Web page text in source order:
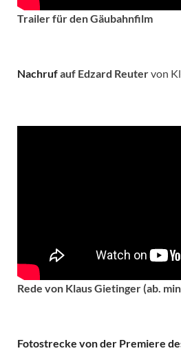
Trailer für den Gäubahnfilm
Nachrufauf Edzard Reutervon
Rede von Klaus Gietinger (ab.
Fotostrecke von der Premiere